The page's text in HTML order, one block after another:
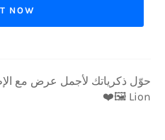
NOW
Lion 🖼️❤️